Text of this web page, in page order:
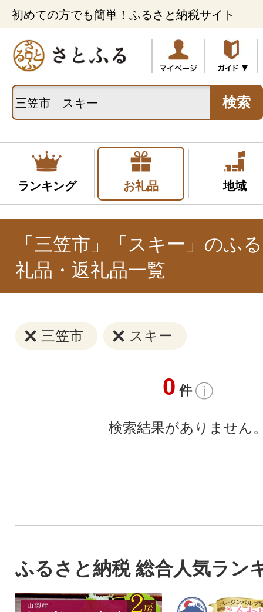
初めての方でも簡単！ふるさと納税サイト
検索
ランキング お礼品 地域
「三笠市」「スキー」のふ
礼品・返礼品一覧
三笠市 スキー
0 件
検索結果がありません
ふるさと納税 総合人気ラン